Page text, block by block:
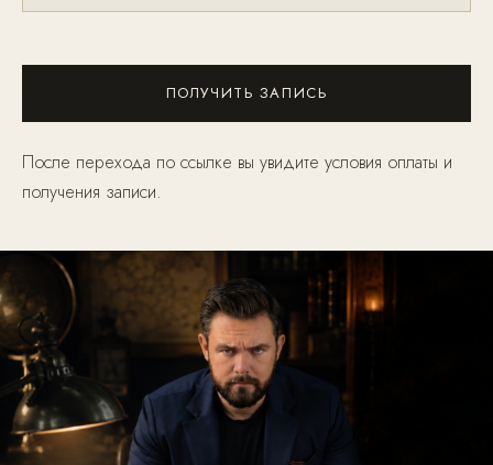
ПОЛУЧИТЬ ЗАПИСЬ
После перехода по ссылке вы увидите условия оплаты и
получения записи.